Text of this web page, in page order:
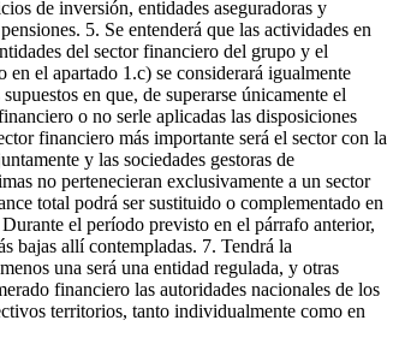
de inversión, entidades aseguradoras y
5. Se entenderá que las actividades en
del sector financiero del grupo y el
el apartado 1.c) se considerará igualmente
en que, de superarse únicamente el
o no serle aplicadas las disposiciones
financiero más importante será el sector con la
y las sociedades gestoras de
no pertenecieran exclusivamente a un sector
total podrá ser sustituido o complementado en
el período previsto en el párrafo anterior,
bajas allí contempladas. 7. Tendrá la
una será una entidad regulada, y otras
financiero las autoridades nacionales de los
territorios, tanto individualmente como en